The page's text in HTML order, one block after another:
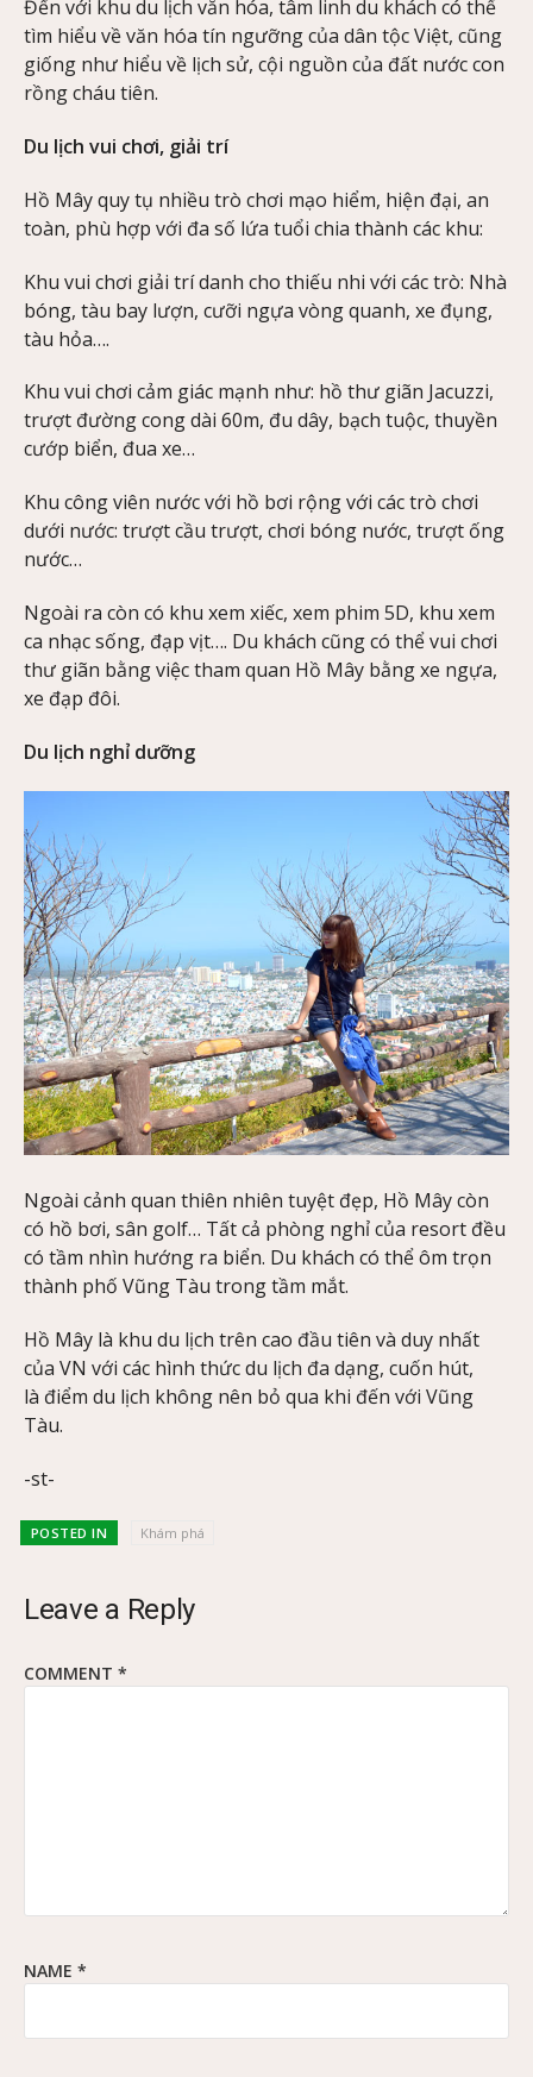
Đến với khu du lịch văn hóa, tâm linh du khách có thể
tìm hiểu về văn hóa tín ngưỡng của dân tộc Việt, cũng
giống như hiểu về lịch sử, cội nguồn của đất nước con
rồng cháu tiên.
Du lịch vui chơi, giải trí
Hồ Mây quy tụ nhiều trò chơi mạo hiểm, hiện đại, an
toàn, phù hợp với đa số lứa tuổi chia thành các khu:
Khu vui chơi giải trí danh cho thiếu nhi với các trò: Nhà
bóng, tàu bay lượn, cưỡi ngựa vòng quanh, xe đụng,
tàu hỏa….
Khu vui chơi cảm giác mạnh như: hồ thư giãn Jacuzzi,
trượt đường cong dài 60m, đu dây, bạch tuộc, thuyền
cướp biển, đua xe…
Khu công viên nước với hồ bơi rộng với các trò chơi
dưới nước: trượt cầu trượt, chơi bóng nước, trượt ống
nước…
Ngoài ra còn có khu xem xiếc, xem phim 5D, khu xem
ca nhạc sống, đạp vịt…. Du khách cũng có thể vui chơi
thư giãn bằng việc tham quan Hồ Mây bằng xe ngựa,
xe đạp đôi.
Du lịch nghỉ dưỡng
Ngoài cảnh quan thiên nhiên tuyệt đẹp, Hồ Mây còn
có hồ bơi, sân golf… Tất cả phòng nghỉ của resort đều
có tầm nhìn hướng ra biển. Du khách có thể ôm trọn
thành phố Vũng Tàu trong tầm mắt.
Hồ Mây là khu du lịch trên cao đầu tiên và duy nhất
của VN với các hình thức du lịch đa dạng, cuốn hút,
là điểm du lịch không nên bỏ qua khi đến với Vũng
Tàu.
-st-
POSTED IN Khám phá
Leave a Reply
COMMENT *
NAME *